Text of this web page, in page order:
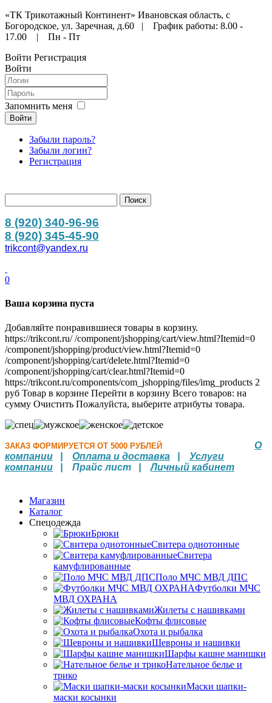
«ТК Трикотажный Континент» Ивановская область, с
Богородское, ул. Заречная, д.60 | График работы: 8.00 -
17.00 | Пн - Пт
Войти Регистрация
Войти
Запомнить меня
Войти
Забыли пароль?
Забыли логин?
Регистрация
8 (920) 340-96-96
8 (920) 345-45-90
trikcont@yandex.ru
0
Ваша корзина пуста
Добавляйте понравившиеся товары в корзину.
https://trikcont.ru/ /component/jshopping/cart/view.html?Itemid=0
/component/jshopping/product/view.html?Itemid=0
/component/jshopping/cart/delete.html?Itemid=0
/component/jshopping/cart/clear.html?Itemid=0
https://trikcont.ru/components/com_jshopping/files/img_products 2
руб Товар в корзине Перейти в корзину Всего товаров: на
сумму Очистить Пожалуйста, выберите атрибуты товара.
ЗАКАЗ ФОРМИРУЕТСЯ ОТ 5000 РУБЛЕЙ
О
компании
Оплата и доставка
Услуги
компании | Прайс лист |Личный кабинет
Магазин
Каталог
Спецодежда
Брюки
Свитера однотонные
Свитера
камуфлированные
Поло МЧС МВД ДПС
Футболки МЧС
МВД ОХРАНА
Жилеты с нашивками
Кофты флисовые
Охота и рыбалка
Шевроны и нашивки
Шарфы кашне манишки
Нательное белье и
трико
Маски шапки-
маски косынки